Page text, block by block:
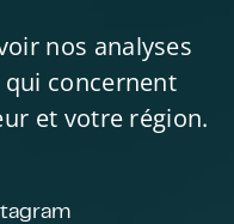
nos analyses
concernent
et votre région.